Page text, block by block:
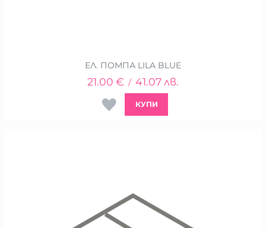
ЕЛ. ПОМПА LILA BLUE
21.00 € / 41.07лв.
КУПИ